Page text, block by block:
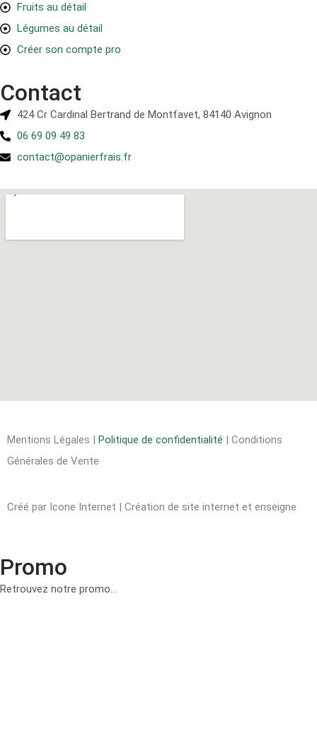
Fruits au détail
Légumes au détail
Créer son compte pro
Contact
424 Cr Cardinal Bertrand de Montfavet, 84140 Avignon
06 69 09 49 83
contact@opanierfrais.fr
Mentions Légales | Politique de confidentialité | Conditions
Générales de Vente
Créé par Icone Internet | Création de site internet et enseigne
Promo
Retrouvez notre promo…